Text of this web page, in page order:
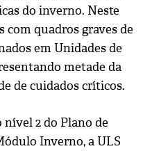
do inverno. Neste
quadros graves de
em Unidades de
metade da
de cuidados críticos.
2 do Plano de
Inverno, a ULS